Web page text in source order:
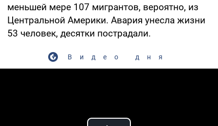
меньшей мере 107 мигрантов, вероятно, из
Центральной Америки. Авария унесла жизни
53 человек, десятки пострадали.
Видео дня